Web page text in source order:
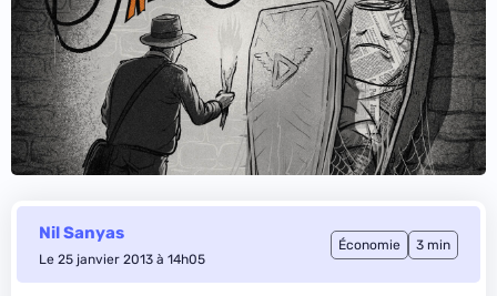
Nil Sanyas
Le 25 janvier 2013 à 14h05
Économie 3 min